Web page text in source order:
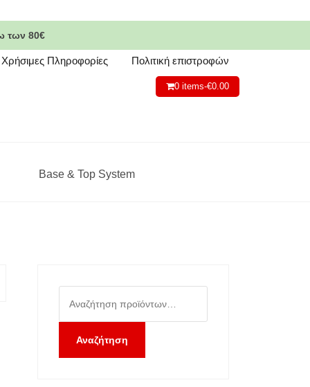
των 80€
Χρήσιμες Πληροφορίες Πολιτική επιστροφών
0 items-€0.00
Base & Top System
για:
Αναζήτηση